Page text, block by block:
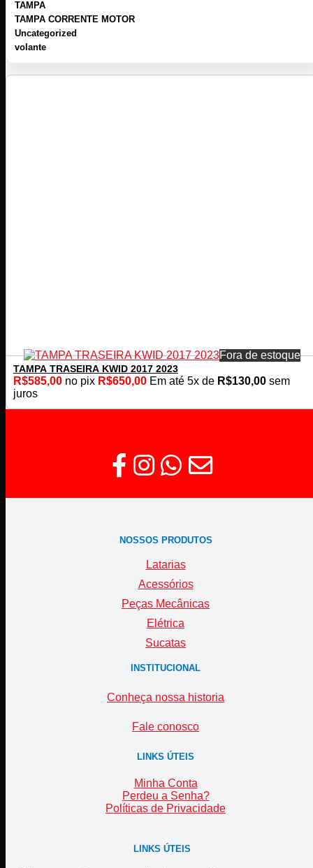
TAMPA
TAMPA CORRENTE MOTOR
Uncategorized
volante
Fora de estoque
TAMPA TRASEIRA KWID 2017 2023
R$585,00 no pix R$650,00 Em até 5x de R$130,00 sem
juros
NOSSOS PRODUTOS
Latarias
Acessórios
Peças Mecânicas
Elétrica
Sucatas
INSTITUCIONAL
Conheça nossa historia
Fale conosco
LINKS ÚTEIS
Minha Conta
Perdeu a Senha?
Políticas de Privacidade
LINKS ÚTEIS